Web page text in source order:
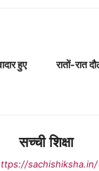
हुए
रातों-रात
सच्ची शिक्षा
sachishiksha.in/